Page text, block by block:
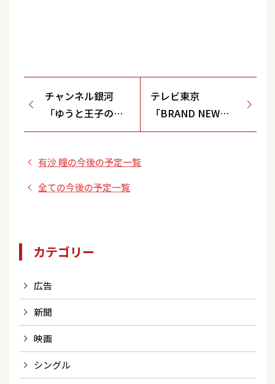
チャンネル銀河
「ゆうと王子の大
冒険＃15声の力で
よう！」※再放送
テレビ東京
「BRAND NEW
MUSIC」
有沙 瞳の今後の予定一覧
全ての今後の予定一覧
カテゴリー
広告
新聞
映画
シングル